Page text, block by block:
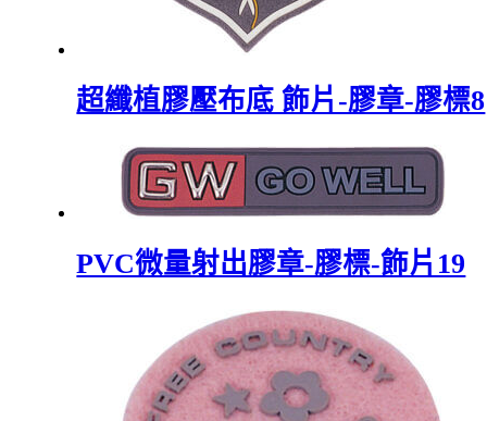
超纖植膠壓布底 飾片-膠章-膠標8
PVC微量射出膠章-膠標-飾片19